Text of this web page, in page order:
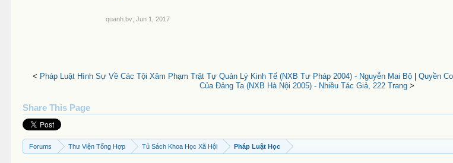
quanh.bv Jun 1, 2017
< Pháp Luật Hình Sự Về Các Tội Xâm Phạm Trật Tự Quản Lý Kinh Tế (NXB Tư Pháp 2004) - Nguyễn Mai Bộ
Quyền
Của Đảng Ta (NXB Hà Nội 2005) - Nhiều Tác Giả, 222 Trang >
Share This Page
Forums Thư Viện Tổng Hợp Tủ Sách Khoa Học Xã Hội Pháp Luật Học